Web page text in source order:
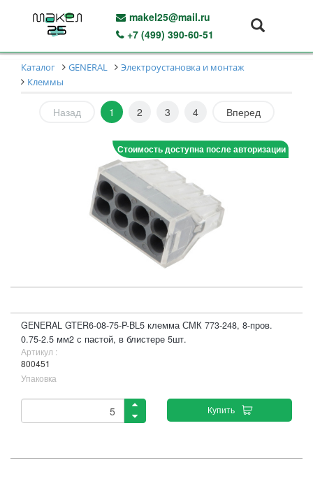
makel25@mail.ru
+7 (499) 390-60-51
Каталог GENERAL
Электроустановка и монтаж
Клеммы
Назад 1 2 3 4 Вперед
Стоимость доступна после авторизации
GENERAL GTER6-08-75-P-BL5 клемма СМК 773-248, 8-пров.
0.75-2.5 мм2 с пастой, в блистере 5шт.
Артикул :
800451
Упаковка
Купить